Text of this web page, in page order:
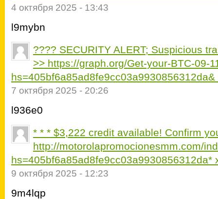
4 октября 2025 - 13:43
l9mybn
???? SECURITY ALERT; Suspicious
>> https://graph.org/Get-your-BTC-09-
hs=405bf6a85ad8fe9cc03a9930856312da&
7 октября 2025 - 20:26
l936e0
* * * $3,222 credit available! Confirm
http://motorolapromocionesmm.com/
hs=405bf6a85ad8fe9cc03a9930856312da*
9 октября 2025 - 12:23
9m4lqp